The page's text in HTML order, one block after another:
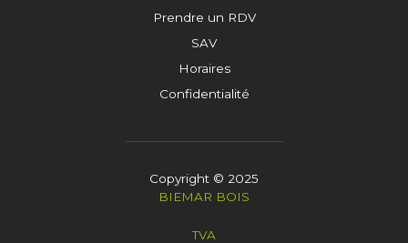
Prendre un RDV
SAV
Horaires
Confidentialité
Copyright © 2025
BIEMAR BOIS
TVA